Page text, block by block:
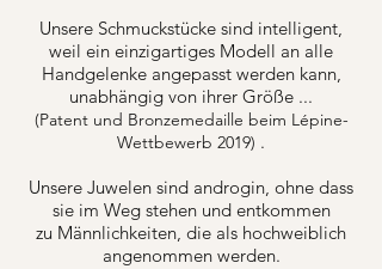
Unsere Schmuckstücke sind intelligent,
weil ein einzigartiges Modell an alle
Handgelenke angepasst werden kann,
unabhängig von ihrer Größe ...
(Patent und Bronzemedaille beim Lépine-
Wettbewerb 2019) .
Unsere Juwelen sind androgin, ohne dass
sie im Weg stehen und entkommen
zu Männlichkeiten, die als hochweiblich
angenommen werden.